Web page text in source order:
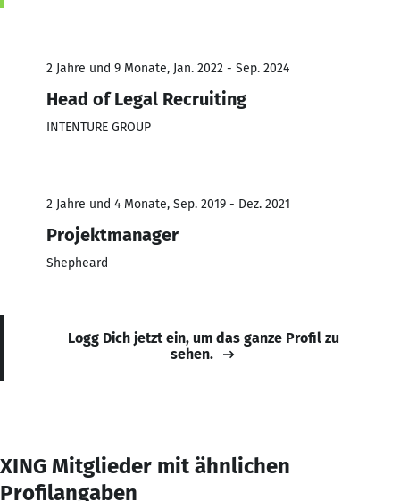
2 Jahre und 9 Monate, Jan. 2022 - Sep. 2024
Head of Legal Recruiting
INTENTURE GROUP
2 Jahre und 4 Monate, Sep. 2019 - Dez. 2021
Projektmanager
Shepheard
Logg Dich jetzt ein, um das ganze Profil zu
sehen.
XING Mitglieder mit ähnlichen
Profilangaben